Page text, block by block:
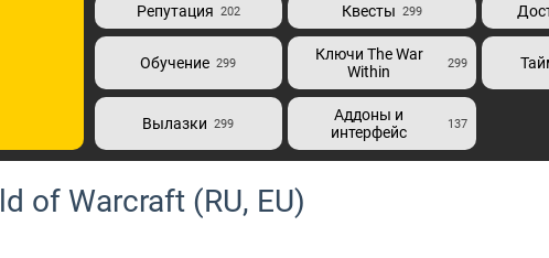
p
QTEпродал(а) Аккаунты Evolve-RPза25p
Репутация 202 Квесты 299
Обучение 299
Ключи The War
Within
299
Вылазки 299
Аддоны и
интерфейс
137
of Warcraft (RU, EU)